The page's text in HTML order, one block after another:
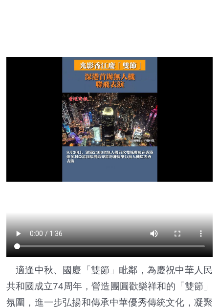
適逢中秋、國慶「雙節」毗鄰，為慶祝中華人民
共和國成立74周年，營造團圓歡樂祥和的「雙節」
氛圍，進一步弘揚和傳承中華優秀傳統文化，凝聚